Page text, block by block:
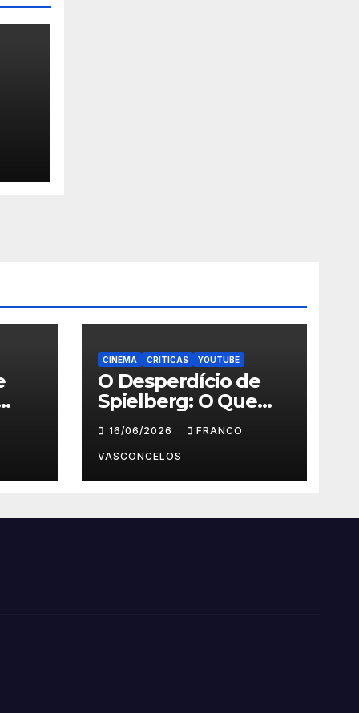
CINEMA CRITICAS YOUTUBE
O Desperdício de
Spielberg: O Que
Aconteceu em Dia
D?16/06/2026 FRANCO
VASCONCELOS